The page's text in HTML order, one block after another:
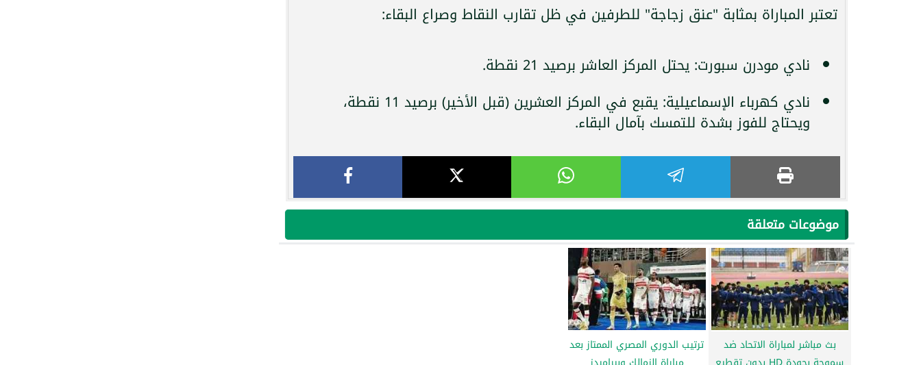
تعتبر المباراة بمثابة "عنق زجاجة" للطرفين في ظل تقارب النقاط وصراع البقاء:
نادي مودرن سبورت: يحتل المركز العاشر برصيد 21 نقطة.
نادي كهرباء الإسماعيلية: يقبع في المركز العشرين (قبل الأخير) برصيد 11 نقطة،
ويحتاج للفوز بشدة للتمسك بآمال البقاء.
موضوعات متعلقة
بث مباشر لمباراة الاتحاد ضد
ترتيب الدوري المصري الممتاز بعد